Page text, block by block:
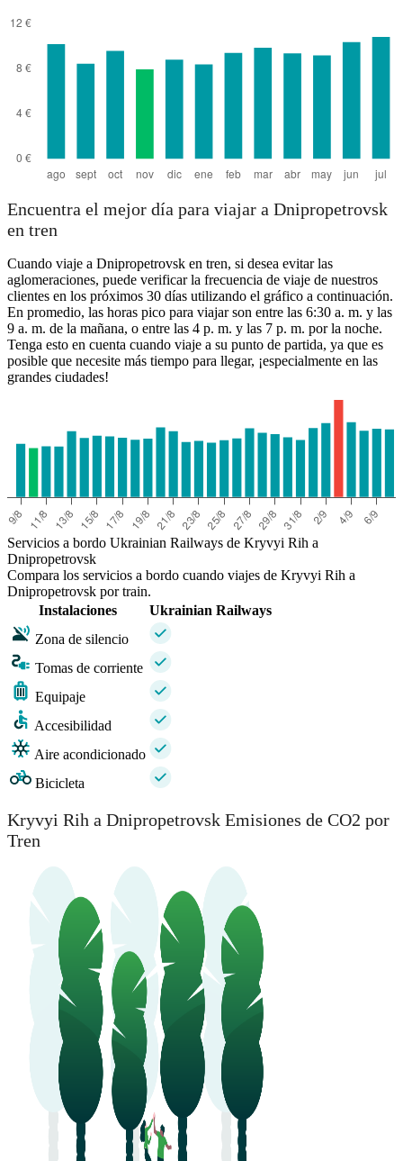
Encuentra el mejor día para viajar a Dnipropetrovsk
en tren
Cuando viaje a Dnipropetrovsk en tren, si desea evitar las
aglomeraciones, puede verificar la frecuencia de viaje de nuestros
clientes en los próximos 30 días utilizando el gráfico a continuación.
En promedio, las horas pico para viajar son entre las 6:30 a. m. y las
9 a. m. de la mañana, o entre las 4 p. m. y las 7 p. m. por la noche.
Tenga esto en cuenta cuando viaje a su punto de partida, ya que es
posible que necesite más tiempo para llegar, ¡especialmente en las
grandes ciudades!
Servicios a bordo Ukrainian Railways de Kryvyi Rih a
Dnipropetrovsk
Compara los servicios a bordo cuando viajes de Kryvyi Rih a
Dnipropetrovsk por train.
Instalaciones
Ukrainian Railways
Zona de silencio
Tomas de corriente
Equipaje
Accesibilidad
Aire acondicionado
Bicicleta
Kryvyi Rih a Dnipropetrovsk Emisiones de CO2 por
Tren